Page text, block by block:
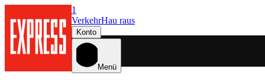
1
VerkehrHau raus
Konto
Menü